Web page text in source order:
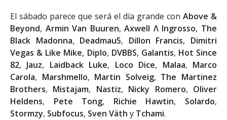
El sábado parece que será el día grande con Above &
Beyond, Armin Van Buuren,Axwell Λ Ingrosso, The
Black Madonna, Deadmau5, Dillon Francis, Dimitri
Vegas & Like Mike, Diplo, DVBBS, Galantis, Hot Since
82, Jauz, Laidback Luke, Loco Dice, Malaa, Marco
Carola, Marshmello, Martin Solveig, The Martinez
Brothers, Mistajam, Nastiz, Nicky Romero, Oliver
Heldens, Pete Tong, Richie Hawtin, Solardo,
Stormzy, Subfocus, Sven Väth y Tchami.